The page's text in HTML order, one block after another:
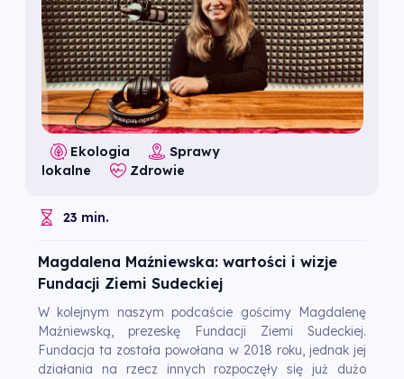
Ekologia
Sprawy
lokalne
Zdrowie
23 min.
Magdalena Maźniewska: wartości i wizje
Fundacji Ziemi Sudeckiej
W kolejnym naszym podcaście gościmy Magdalenę
Maźniewską, prezeskę Fundacji Ziemi Sudeckiej.
Fundacja ta została powołana w 2018 roku, jednak jej
działania na rzecz innych rozpoczęły się już dużo